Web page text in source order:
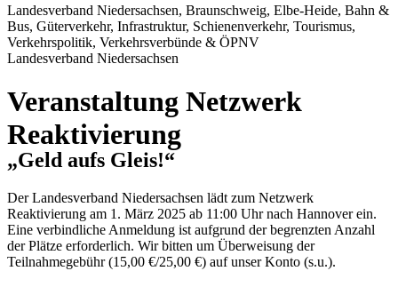
Landesverband Niedersachsen, Braunschweig, Elbe-Heide, Bahn &
Bus, Güterverkehr, Infrastruktur, Schienenverkehr, Tourismus,
Verkehrspolitik, Verkehrsverbünde & ÖPNV
Landesverband Niedersachsen
Veranstaltung Netzwerk
Reaktivierung
„Geld aufs Gleis!“
Der Landesverband Niedersachsen lädt zum Netzwerk
Reaktivierung am 1. März 2025 ab 11:00 Uhr nach Hannover ein.
Eine verbindliche Anmeldung ist aufgrund der begrenzten Anzahl
der Plätze erforderlich. Wir bitten um Überweisung der
Teilnahmegebühr (15,00 €/25,00 €) auf unser Konto (s.u.).